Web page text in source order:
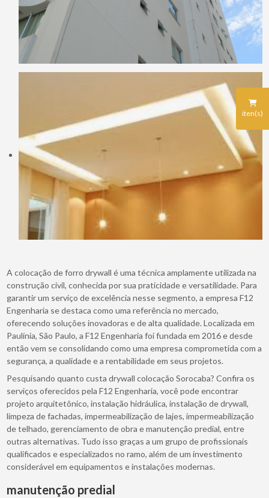
iten(s)
A colocação de forro drywall é uma técnica amplamente utilizada na
construção civil, conhecida por sua praticidade e versatilidade. Para
garantir um serviço de excelência nesse segmento, a empresa F12
Engenharia se destaca como uma referência no mercado,
oferecendo soluções inovadoras e de alta qualidade. Localizada em
Paulínia, São Paulo, a F12 Engenharia foi fundada em 2016 e desde
então vem se consolidando como uma empresa comprometida com a
segurança, a qualidade e a rentabilidade em seus projetos.
Pesquisando quanto custa drywall colocação Sorocaba? Confira os
serviços oferecidos pela F12 Engenharia, você pode encontrar
projeto arquitetônico, instalação hidráulica, instalação de drywall,
limpeza de fachadas, impermeabilização de lajes, impermeabilização
de telhado, gerenciamento de obra e manutenção predial, entre
outras alternativas. Tudo isso graças a um grupo de profissionais
qualificados e especializados no ramo, além de um investimento
considerável em equipamentos e instalações modernas.
manutenção predial